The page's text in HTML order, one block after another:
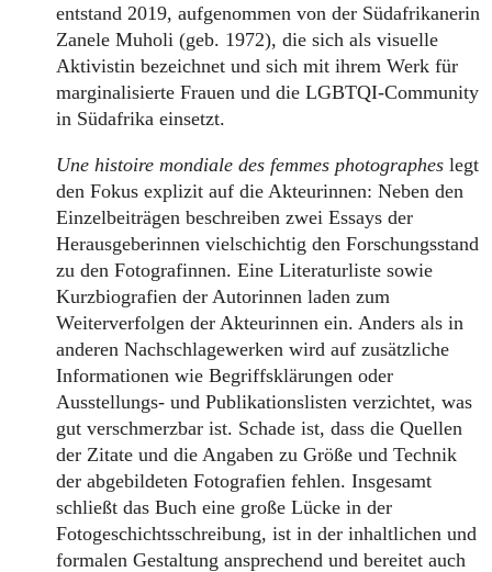
entstand 2019, aufgenommen von der Südafrikanerin
Zanele Muholi (geb. 1972), die sich als visuelle
Aktivistin bezeichnet und sich mit ihrem Werk für
marginalisierte Frauen und die LGBTQI-Community
in Südafrika einsetzt.
Une histoire mondiale des femmes photographes legt
den Fokus explizit auf die Akteurinnen: Neben den
Einzelbeiträgen beschreiben zwei Essays der
Herausgeberinnen vielschichtig den Forschungsstand
zu den Fotografinnen. Eine Literaturliste sowie
Kurzbiografien der Autorinnen laden zum
Weiterverfolgen der Akteurinnen ein. Anders als in
anderen Nachschlagewerken wird auf zusätzliche
Informationen wie Begriffsklärungen oder
Ausstellungs- und Publikationslisten verzichtet, was
gut verschmerzbar ist. Schade ist, dass die Quellen
der Zitate und die Angaben zu Größe und Technik
der abgebildeten Fotografien fehlen. Insgesamt
schließt das Buch eine große Lücke in der
Fotogeschichtsschreibung, ist in der inhaltlichen und
formalen Gestaltung ansprechend und bereitet auch